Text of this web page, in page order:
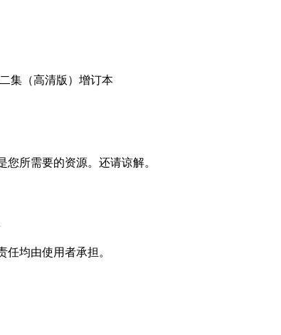
所需要的资源。还请谅解。
均由使用者承担。